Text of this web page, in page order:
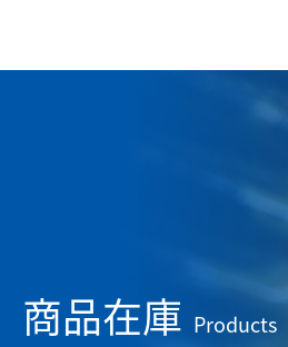
商品在庫 Products